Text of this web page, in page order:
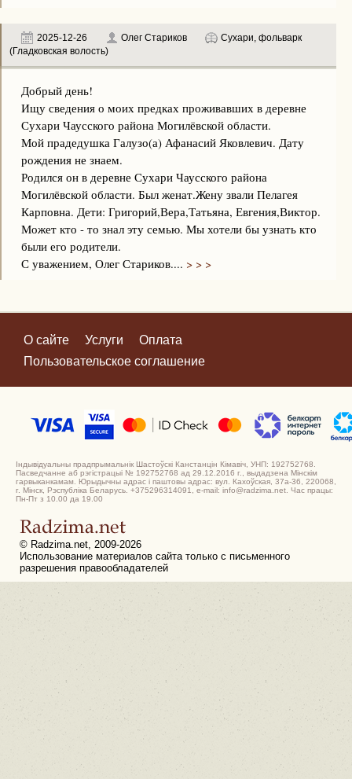
2025-12-26 Олег Стариков
Сухари, фольварк
(Гладковская волость)
Добрый день!
Ищу сведения о моих предках проживавших в деревне
Сухари Чаусского района Могилёвской области.
Мой прадедушка Галузо(а) Афанасий Яковлевич. Дату
рождения не знаем.
Родился он в деревне Сухари Чаусского района
Могилёвской области. Был женат.Жену звали Пелагея
Карповна. Дети: Григорий,Вера,Татьяна, Евгения,Виктор.
Может кто - то знал эту семью. Мы хотели бы узнать кто
были его родители.
С уважением, Олег Стариков.... > > >
О сайте Услуги
Оплата
Пользовательское соглашение
Індывідуальны прадпрымальнік Шастоўскі Канстанцін Кімавіч, УНП: 192752768.
Пасведчанне аб рэгістрацыі № 192752768 ад 29.12.2016 г., выдадзена Мінскім
гарвыканкамам. Юрыдычны адрас і паштовы адрас: вул. Кахоўская, 37а-36, 220068,
г. Мінск, Рэспубліка Беларусь. +375296314091, e-mail: info@radzima.net. Час працы:
Пн-Пт з 10.00 да 19.00
© Radzima.net, 2009-2026
Использование материалов сайта только с письменного
разрешения правообладателей